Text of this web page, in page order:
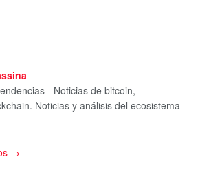
- Noticias de bitcoin,
Noticias y análisis del ecosistema
→